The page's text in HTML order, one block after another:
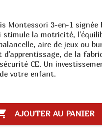
Montessori 3-en-1
stimule la motricité,
aire de jeux ou
d'apprentissage, de la
CE. Un
votre enfant.
AJOUTER AU PANIER